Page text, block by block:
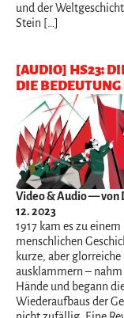
und der
Stein […]
[AUDIO] HS23:
DIE BEDEUTUNG
Video & Audio— von
12. 2023
1917 kam es zu
menschlichen
kurze, aber
ausklammern –
Hände und begann
Wiederaufbaus der